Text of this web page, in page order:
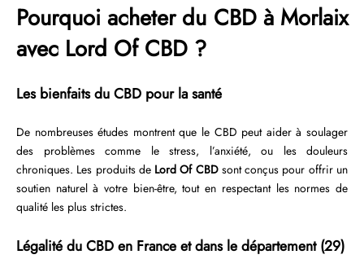
Pourquoi acheter du CBD à Morlaix
avec Lord Of CBD ?
Les bienfaits du CBD pour la santé
De nombreuses études montrent que le CBD peut aider à soulager
des problèmes comme le stress, l’anxiété, ou les douleurs
chroniques. Les produits de Lord Of CBDsont conçus pour offrir un
soutien naturel à votre bien-être, tout en respectant les normes de
qualité les plus strictes.
Légalité du CBD en France et dans le département (29)